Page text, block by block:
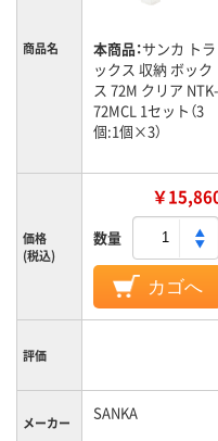
商品名 本商品：サンカ トラ
ックス 収納 ボック
ス 72M クリア NTK-
72MCL 1セット（3
個:1個×3）
価格
(税込)
￥
数量
カゴへ
評価
メーカー SANKA